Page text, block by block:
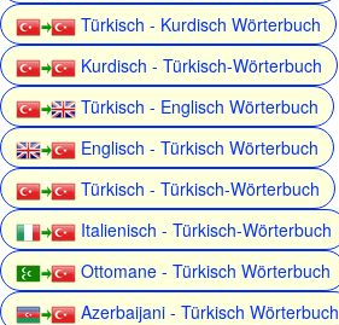
Türkisch - Kurdisch Wörterbuch
Kurdisch - Türkisch-Wörterbuch
Türkisch - Englisch Wörterbuch
Englisch - Türkisch Wörterbuch
Türkisch - Türkisch-Wörterbuch
Italienisch - Türkisch-Wörterbuch
Ottomane - Türkisch Wörterbuch
Azerbaijani - Türkisch Wörterbuch